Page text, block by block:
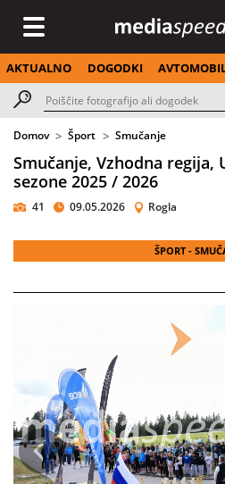
AKTUALNO DOGODKI
Domov Šport Smučanje
Smučanje, Vzhodna regija,
sezone 2025 / 2026
41 09.05.2026 Rogla
ŠPORT -
Prejšnja